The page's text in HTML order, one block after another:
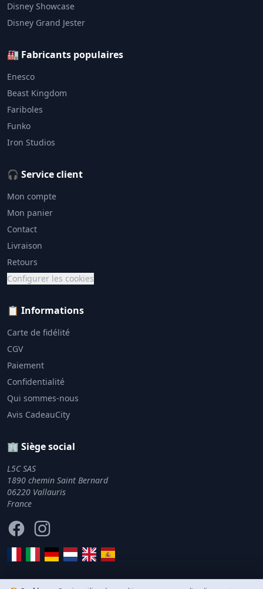
Disney Showcase
Disney Grand Jester
🏭 Fabricants populaires
Enesco
Beast Kingdom
Fariboles
Funko
Iron Studios
🎧 Service client
Mon compte
Mon panier
Contact
Livraison
Retours
Configurer les cookies
📋 Informations
Carte de fidélité
CGV
Paiement
Confidentialité
Qui sommes-nous
Avis CadeauCity
🏢 Siège social
L5C SAS
1890 chemin Saint Bernard
06220 Vallauris
France
FacebookInstagram